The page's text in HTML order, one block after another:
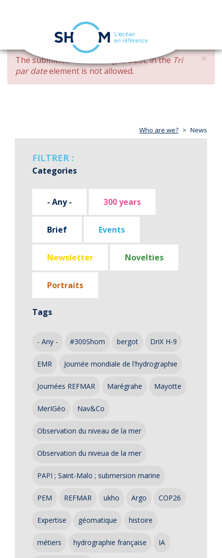
Skip
main
content
navigation
×
ERROR
MESSAGE
The submitted value changed DESCin the Tri
par dateelement is not allowed.
Who are we? News
FILTRER :
Categories
- Any - 300 years
Brief Events
Newsletter Novelties
Portraits
Tags
- Any - #300Shom bergot DriX H-9
EMR Journée mondiale de l'hydrographie
Journées REFMAR Marégrahe Mayotte
MerIGéo Nav&Co
Observation du niveau de la mer
Observation du niveua de la mer
PAPI ; Saint-Malo ; submersion marine
PEM REFMAR ukho Argo COP26
Expertise géomatique histoire
métiers hydrographie française IA